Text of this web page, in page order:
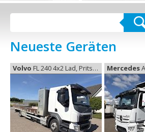
Neueste Geräten
Volvo FL 240 4x2 Lad, Pritsche Mercedes